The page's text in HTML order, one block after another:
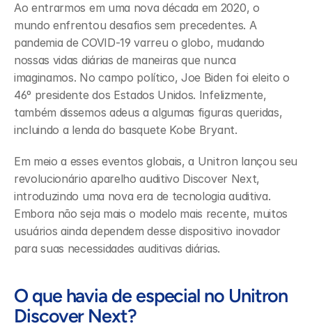
Ao entrarmos em uma nova década em 2020, o
mundo enfrentou desafios sem precedentes. A
pandemia de COVID-19 varreu o globo, mudando
nossas vidas diárias de maneiras que nunca
imaginamos. No campo político, Joe Biden foi eleito o
46º presidente dos Estados Unidos. Infelizmente,
também dissemos adeus a algumas figuras queridas,
incluindo a lenda do basquete Kobe Bryant.
Em meio a esses eventos globais, a Unitron lançou seu
revolucionário aparelho auditivo Discover Next,
introduzindo uma nova era de tecnologia auditiva.
Embora não seja mais o modelo mais recente, muitos
usuários ainda dependem desse dispositivo inovador
para suas necessidades auditivas diárias.
O que havia de especial no Unitron
Discover Next?